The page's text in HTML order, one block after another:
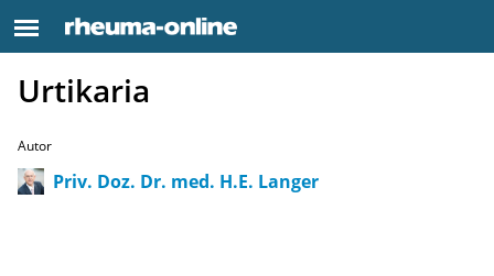
Urtikaria
Autor
Priv. Doz. Dr. med. H.E. Langer